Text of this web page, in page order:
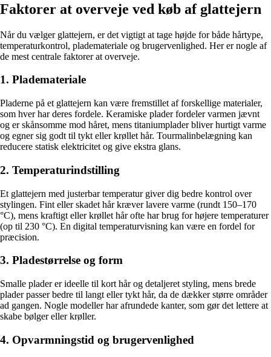
Faktorer at overveje ved køb af glattejern
Når du vælger glattejern, er det vigtigt at tage højde for både hårtype,
temperaturkontrol, plademateriale og brugervenlighed. Her er nogle af
de mest centrale faktorer at overveje.
1. Plademateriale
Pladerne på et glattejern kan være fremstillet af forskellige materialer,
som hver har deres fordele. Keramiske plader fordeler varmen jævnt
og er skånsomme mod håret, mens titaniumplader bliver hurtigt varme
og egner sig godt til tykt eller krøllet hår. Tourmalinbelægning kan
reducere statisk elektricitet og give ekstra glans.
2. Temperaturindstilling
Et glattejern med justerbar temperatur giver dig bedre kontrol over
stylingen. Fint eller skadet hår kræver lavere varme (rundt 150–170
°C), mens kraftigt eller krøllet hår ofte har brug for højere temperaturer
(op til 230 °C). En digital temperaturvisning kan være en fordel for
præcision.
3. Pladestørrelse og form
Smalle plader er ideelle til kort hår og detaljeret styling, mens brede
plader passer bedre til langt eller tykt hår, da de dækker større områder
ad gangen. Nogle modeller har afrundede kanter, som gør det lettere at
skabe bølger eller krøller.
4. Opvarmningstid og brugervenlighed